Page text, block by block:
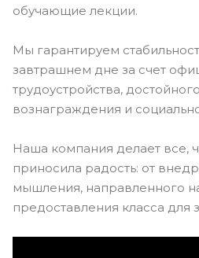
обучающие лекции.
Мы гарантируем
завтрашнем дне за счет
трудоустройства,
вознаграждения и
Наша компания делает все,
приносила радость: от
мышления, направленного
предоставления класса для